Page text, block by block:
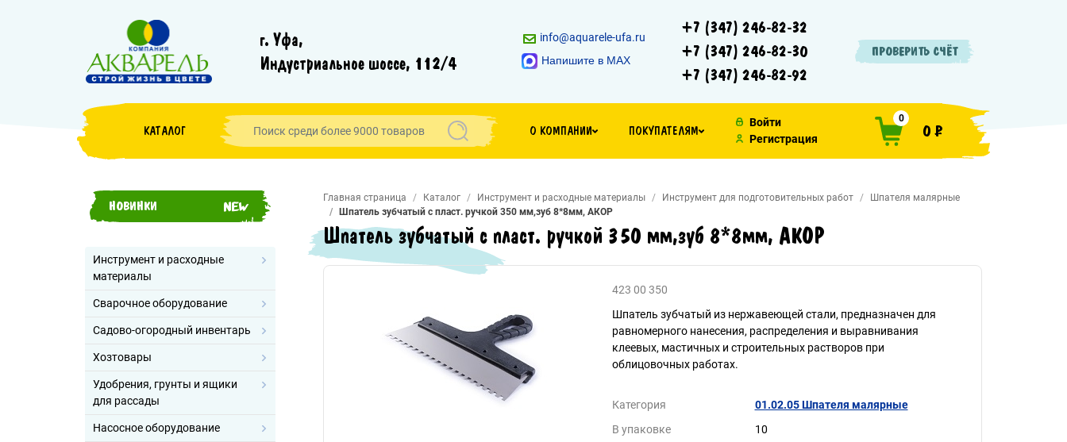
г. Уфа,
Индустриальное шоссе, 112/4
info@aquarele-ufa.ru
Напишите в MAX
+7 (347) 246-82-32
+7 (347) 246-82-30
+7 (347) 246-82-92
ПРОВЕРИТЬ СЧЁТ
КАТАЛОГ О КОМПАНИИ ПОКУПАТЕЛЯМ
Войти
Регистрация
0
0 ₽
НОВИНКИ
Инструмент и расходные
материалы
Сварочное оборудование
Садово-огородный инвентарь
Хозтовары
Удобрения, грунты и ящики
для рассады
Насосное оборудование
Главная страница Каталог Инструмент и расходные материалы Инструмент для подготовительных работ
Шпателя малярные
Шпатель зубчатый с пласт. ручкой 350 мм,зуб 8*8мм, АКОР
Шпатель зубчатый с пласт. ручкой 350 мм,зуб 8*8мм, АКОР
423 00 350
Шпатель зубчатый из нержавеющей стали, предназначен для
равномерного нанесения, распределения и выравнивания
клеевых, мастичных и строительных растворов при
облицовочных работах.
Категория
01.02.05 Шпателя малярные
В упаковке
10